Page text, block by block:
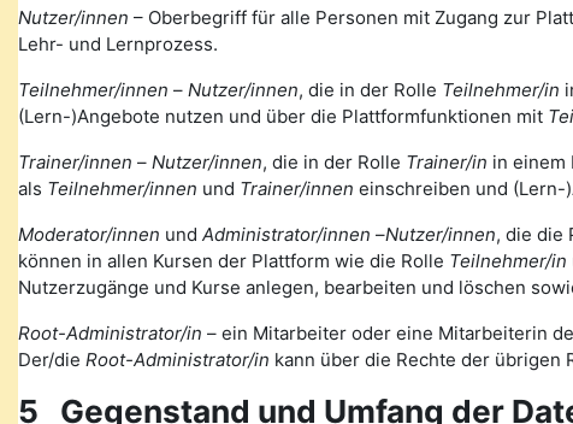
Nutzer/innen – Oberbegriff für alle Personen mit Zugang zur
Lehr- und Lernprozess.
Teilnehmer/innen – Nutzer/innen, die in der Rolle Teilnehmer/in
(Lern-)Angebote nutzen und über die Plattformfunktionen mit
Trainer/innen – Nutzer/innen, die in der Rolle Trainer/in in einem
als Teilnehmer/innen und Trainer/innen einschreiben und (Lern-
Moderator/innen und Administrator/innen –Nutzer/innen, die die
können in allen Kursen der Plattform wie die Rolle Teilnehmer/in
Nutzerzugänge und Kurse anlegen, bearbeiten und löschen
Root-Administrator/in – ein Mitarbeiter oder eine Mitarbeiterin
Der/die Root-Administrator/in kann über die Rechte der übrigen
5 Gegenstand und Umfang der